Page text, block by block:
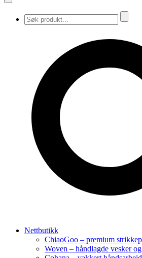
Nettbutikk
ChiaoGoo – premium
Woven – håndlagde vesker